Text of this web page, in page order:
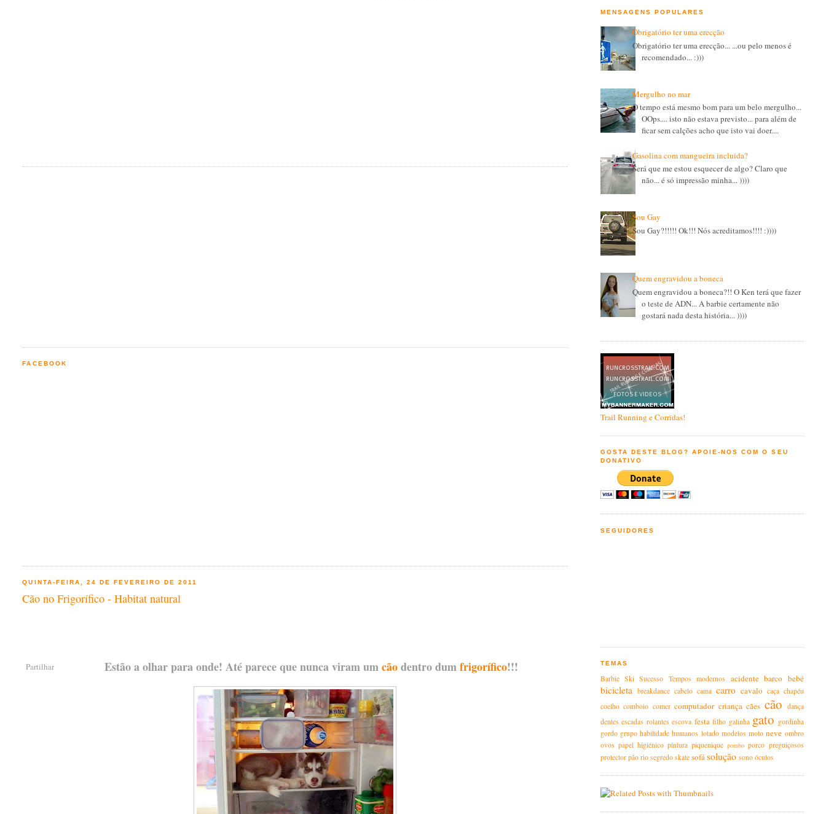
FACEBOOK
QUINTA-FEIRA, 24 DE FEVEREIRO DE 2011
Cão no Frigorífico - Habitat natural
Partilhar Estão a olhar para onde! Até parece que nunca viram umcãodentro dumfrigorífico!!!
MENSAGENS POPULARES
Obrigatório ter uma erecção
Obrigatório ter uma erecção... ...ou pelo menos é
recomendado... :)))
Mergulho no mar
O tempo está mesmo bom para um belo mergulho...
OOps.... isto não estava previsto... para além de
ficar sem calções acho que isto vai doer....
Gasolina com mangueira incluida?
Será que me estou esquecer de algo? Claro que
não... é só impressão minha... ))))
Sou Gay
Sou Gay?!!!!! Ok!!! Nós acreditamos!!!! :))))
Quem engravidou a boneca
Quem engravidou a boneca?!! O Ken terá que fazer
o teste de ADN... A barbie certamente não
gostará nada desta história... ))))
Trail Running e Corridas!
GOSTA DESTE BLOG? APOIE-NOS COM O SEU
DONATIVO
SEGUIDORES
TEMAS
Barbie Ski Sucesso Tempos modernos acidente barco bebé
bicicleta breakdance cabelo cama carro cavalo caça chapéu
coelho comboio comer computador criança cães cão dança
dentes escadas rolantes escova festa filho galinha gato gordinha
gordo grupo habilidade humanos lotado modelos moto neve ombro
ovos papel higiénico pintura piquenique pombo porco preguiçosos
protector pão rio segredo skate sofásolução sono óculos